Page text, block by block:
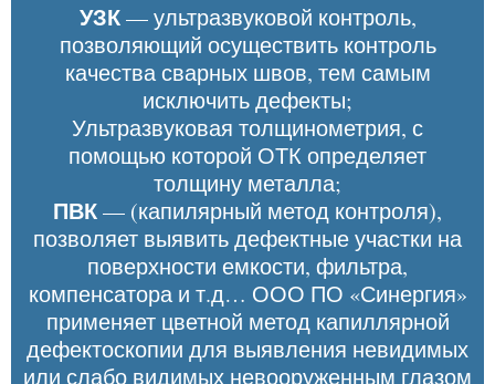
УЗК— ультразвуковой контроль,
позволяющий осуществить контроль
качества сварных швов, тем самым
исключить дефекты;
Ультразвуковая толщинометрия, с
помощью которой ОТК определяет
толщину металла;
ПВК— (капилярный метод контроля),
позволяет выявить дефектные участки на
поверхности емкости, фильтра,
компенсатора и т.д… ООО ПО «Синергия»
применяет цветной метод капиллярной
дефектоскопии для выявления невидимых
или слабо видимых невооруженным глазом